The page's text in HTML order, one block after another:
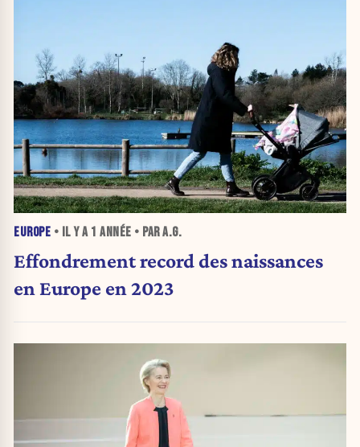
EUROPE • IL Y A 1 ANNÉE • PAR A.G.
Effondrement record des naissances
en Europe en 2023